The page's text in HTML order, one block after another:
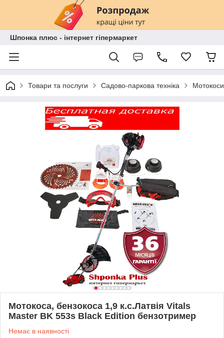
Шпонка плюс - інтернет гіпермаркет
Товари та послуги Садово-паркова техніка
Мотокоса, бензокоса 1,9 к.с.Латвія Vitals
Master BK 553s Black Edition бензотример
Немає в наявності